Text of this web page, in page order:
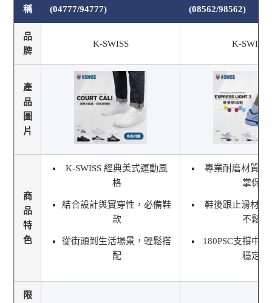
稱
(04777/94777)
(08562/98562)
品
牌
K-SWISS K-SWISS
產
品
圖
片
商
品
特
色
K-SWISS 經典美式運動風
格
結合設計與實穿性，必備鞋
款
從街頭到生活場景，輕鬆搭
配
專業耐磨材質
掌保護
鞋後跟止滑材質
不鬆脫
180PSC支撐中
穩定性
限